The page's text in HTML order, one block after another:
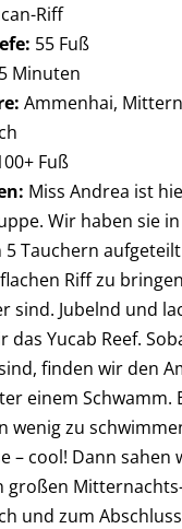
Riff
55 Fuß
Minuten
Ammenhai,
Fuß
Miss Andrea ist
Wir haben sie in
Tauchern
Riff zu
sind. Jubelnd und
das Yucab Reef.
finden wir den
einem Schwamm.
wenig zu
– cool! Dann sahen
großen
und zum